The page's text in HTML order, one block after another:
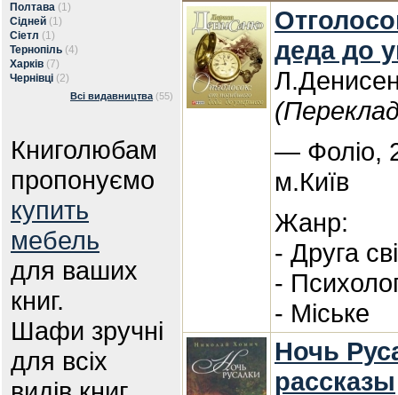
Полтава (1)
Сідней (1)
Сіетл (1)
Тернопіль (4)
Харків (7)
Чернівці (2)
Всі видавництва (55)
Книголюбам
пропонуємо
купить
мебель
для ваших
книг.
Шафи зручні
для всіх
деда до
— Фоліо,
м.Київ
Жанр:
- Друга
-
- Міське
Ночь
рассказы